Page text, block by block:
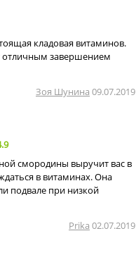
кладовая витаминов.
отличным завершением
Зоя Шунина 09.07.2019
смородины выручит вас в
в витаминах. Она
подвале при низкой
Prika 02.07.2019